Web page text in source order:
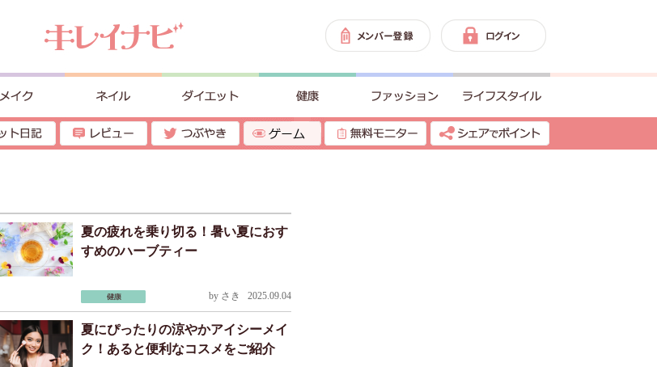
夏の疲れを乗り切る！暑い夏におす
すめのハーブティー
by さき 2025.09.04
夏にぴったりの涼やかアイシーメイ
ク！あると便利なコスメをご紹介